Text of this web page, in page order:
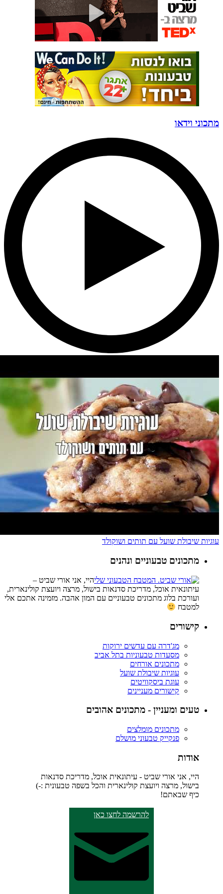
מתכוני וידאו
עוגיות שיבולת שועל עם תותים ושוקולד
מתכונים טבעוניים ונהנים
היי, אני אורי שביט –
עיתונאית אוכל, מדריכת סדנאות בישול, מרצה ויועצת קולינארית,
ועורכת בלוג מתכונים טבעוניים עם המון אהבה. מזמינה אתכם אלי
למטבח
קישורים
מג'דרה עם עדשים ירוקות
מסעדות טבעוניות בתל אביב
מתכונים אורחים
עוגיות שיבולת שועל
עוגת ביסקוויטים
קישורים מעניינים
טעים ומעניין - מתכונים אהובים
מתכונים מומלצים
פנקייק טבעוני מושלם
אודות
היי, אני אורי שביט - עיתונאית אוכל, מדריכת סדנאות
בישול, מרצה ויועצת קולינארית והכל בשפה טבעונית :-)
כיף שבאתם!
להרשמה לחצו כאן